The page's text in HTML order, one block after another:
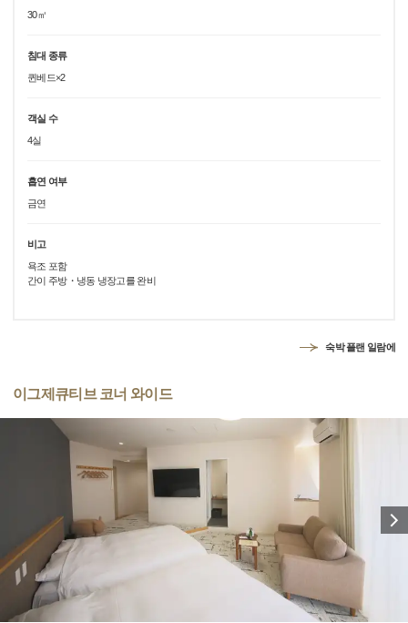
30㎡
침대 종류
퀸베드×2
객실 수
4실
흡연 여부
금연
비고
욕조 포함
간이 주방・냉동 냉장고를 완비
숙박 플랜 일람에
이그제큐티브 코너 와이드